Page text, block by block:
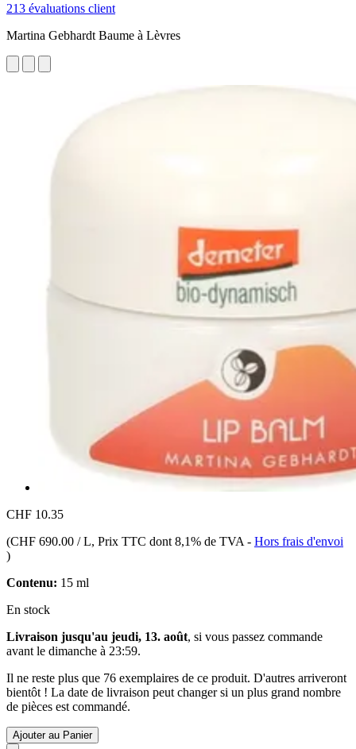
213 évaluations client
Martina Gebhardt Baume à Lèvres
CHF 10.35
(CHF 690.00 / L, Prix TTC dont 8,1% de TVA - Hors frais d'envoi
)
Contenu: 15 ml
En stock
Livraison jusqu'au jeudi, 13. août, si vous passez commande
avant le dimanche à 23:59.
Il ne reste plus que 76 exemplaires de ce produit. D'autres arriveront
bientôt ! La date de livraison peut changer si un plus grand nombre
de pièces est commandé.
Ajouter au Panier